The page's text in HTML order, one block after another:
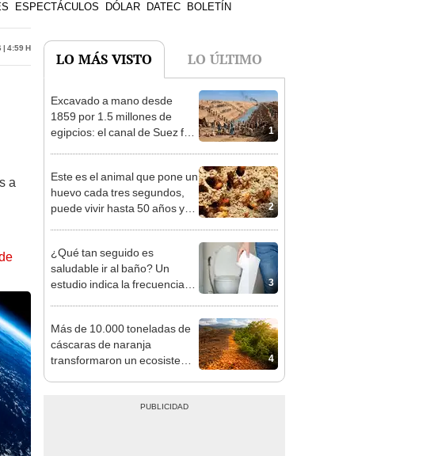
ESPECTÁCULOS DÓLAR DATEC BOLETÍN
| 4:59 h
a
LO MÁS VISTO LO ÚLTIMO
1
Excavado a mano desde
1859 por 1.5 millones de
egipcios: el canal de Suez fue
2
Este es el animal que pone un
huevo cada tres segundos,
puede vivir hasta 50 años y
3
¿Qué tan seguido es
saludable ir al baño? Un
estudio indica la frecuencia
4
Más de 10.000 toneladas de
cáscaras de naranja
transformaron un ecosistema